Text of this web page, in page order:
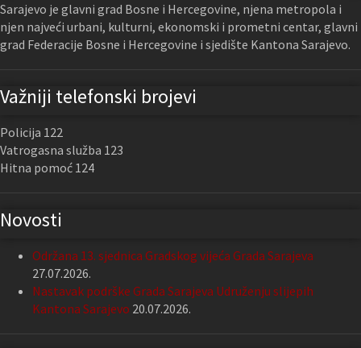
Sarajevo je glavni grad Bosne i Hercegovine, njena metropola i
njen najveći urbani, kulturni, ekonomski i prometni centar, glavni
grad Federacije Bosne i Hercegovine i sjedište Kantona Sarajevo.
Važniji telefonski brojevi
Policija 122
Vatrogasna služba 123
Hitna pomoć 124
Novosti
Održana 13. sjednica Gradskog vijeća Grada Sarajeva
27.07.2026.
Nastavak podrške Grada Sarajeva Udruženju slijepih
Kantona Sarajevo 20.07.2026.